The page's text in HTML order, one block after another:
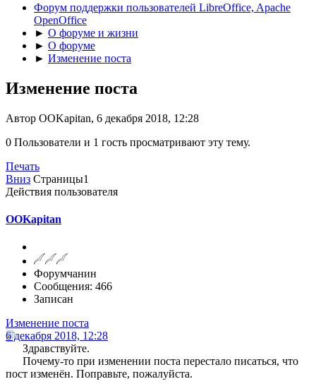
Форум поддержки пользователей LibreOffice, Apache
OpenOffice
► О форуме и жизни
► О форуме
► Изменение поста
Изменение поста
Автор OOKapitan, 6 декабря 2018, 12:28
0 Пользователи и 1 гость просматривают эту тему.
Печать
Вниз Страницы1
Действия пользователя
OOKapitan
Форумчанин
Сообщения: 466
Записан
Изменение поста
6 декабря 2018, 12:28
Здравствуйте.
Почему-то при изменении поста перестало писаться, что
пост изменён. Поправьте, пожалуйста.